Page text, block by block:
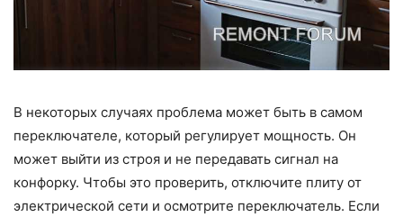
В некоторых случаях проблема может быть в самом
переключателе, который регулирует мощность. Он
может выйти из строя и не передавать сигнал на
конфорку. Чтобы это проверить, отключите плиту от
электрической сети и осмотрите переключатель. Если